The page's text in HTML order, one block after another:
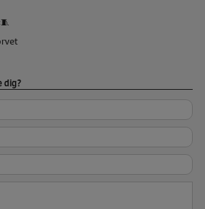
dig?